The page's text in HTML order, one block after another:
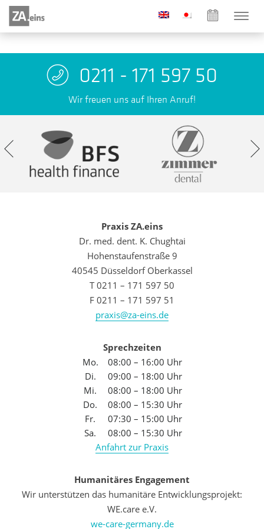
0211 - 171 597 50
Wir freuen uns auf Ihren Anruf!
Praxis ZA.eins
Dr. med. dent. K. Chughtai
Hohenstaufenstraße 9
40545 Düsseldorf Oberkassel
T 0211 – 171 597 50
F 0211 – 171 597 51
praxis@za-eins.de
Sprechzeiten
Mo.
08:00 – 16:00 Uhr
Di.
09:00 – 18:00 Uhr
Mi.
08:00 – 18:00 Uhr
Do.
08:00 – 15:30 Uhr
Fr.
07:30 – 15:00 Uhr
Sa.
08:00 – 15:30 Uhr
Anfahrt zur Praxis
Humanitäres Engagement
Wir unterstützen das humanitäre Entwicklungsprojekt:
WE.care e.V.
we-care-germany.de